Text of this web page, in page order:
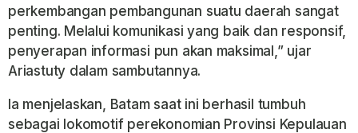
perkembangan pembangunan suatu daerah sangat
penting. Melalui komunikasi yang baik dan responsif,
penyerapan informasi pun akan maksimal,” ujar
Ariastuty dalam sambutannya.
Ia menjelaskan, Batam saat ini berhasil tumbuh
sebagai lokomotif perekonomian Provinsi Kepulauan